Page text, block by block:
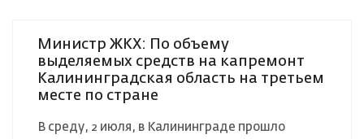
Министр ЖКХ: По объему
выделяемых средств на капремонт
Калининградская область на третьем
месте по стране
В среду, 2 июля, в Калининграде прошло